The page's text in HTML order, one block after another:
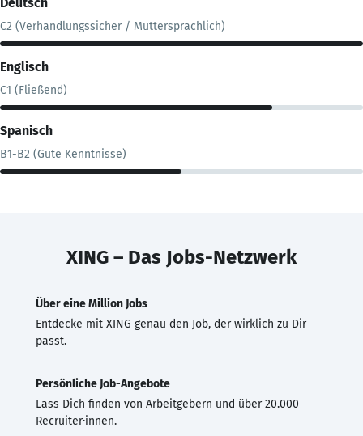
C2 (Verhandlungssicher / Muttersprachlich)
Englisch
C1 (Fließend)
Spanisch
B1-B2 (Gute Kenntnisse)
XING – Das Jobs-Netzwerk
Über eine Million Jobs
Entdecke mit XING genau den Job, der wirklich zu Dir
passt.
Persönliche Job-Angebote
Lass Dich finden von Arbeitgebern und über 20.000
Recruiter·innen.